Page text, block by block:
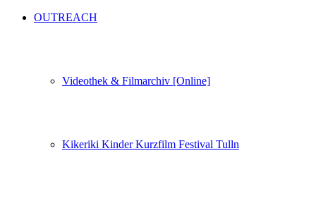
OUTREACH
Videothek & Filmarchiv [Online]
Kikeriki Kinder Kurzfilm Festival Tulln